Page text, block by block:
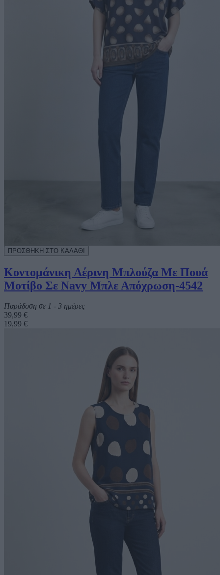
Κοντομάνικη Αέρινη Μπλούζα Με Πουά
Μοτίβο Σε Navy Μπλε Απόχρωση-4542
Παράδοση σε 1 - 3 ημέρες
39,99 €
19,99 €